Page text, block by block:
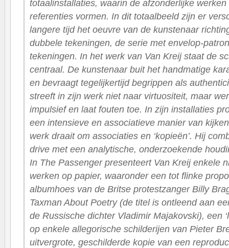
totaalinstallaties, waarin de afzonderlijke
referenties vormen. In dit totaalbeeld zijn er
langere tijd het oeuvre van de kunstenaar
dubbele tekeningen, de serie met envelop-
tekeningen. In het werk van Van Kreij staat de
centraal. De kunstenaar buit het handmatige
en bevraagt tegelijkertijd begrippen als
streeft in zijn werk niet naar virtuositeit, maar
impulsief en laat fouten toe. In zijn installaties
een intensieve en associatieve manier van
werk draait om associaties en ‘kopieën’. Hij
drive met een analytische, onderzoekende
In The Passenger presenteert Van Kreij enkele
werken op papier, waaronder een tot flinke
albumhoes van de Britse protestzanger Billy
Taxman About Poetry (de titel is ontleend aan
de Russische dichter Vladimir Majakovski), een
op enkele allegorische schilderijen van Pieter
uitvergrote, geschilderde kopie van een